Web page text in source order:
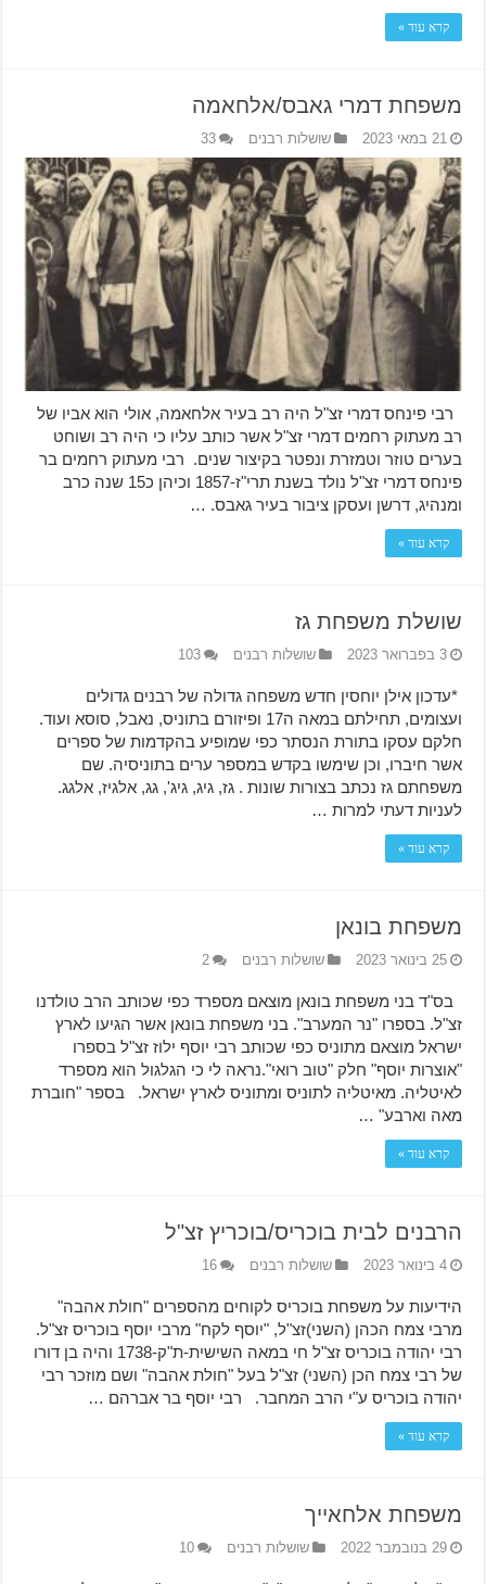
קרא עוד »
משפחת דמרי גאבס/אלחאמה
21 במאי 2023 שושלות רבנים 33
רבי פינחס דמרי זצ"ל היה רב בעיר אלחאמה, אולי הוא אביו של
רב מעתוק רחמים דמרי זצ"ל אשר כותב עליו כי היה רב ושוחט
בערים טוזר וטמזרת ונפטר בקיצור שנים. רבי מעתוק רחמים בר
פינחס דמרי זצ"ל נולד בשנת תרי"ז-1857 וכיהן כ15 שנה כרב
ומנהיג, דרשן ועסקן ציבור בעיר גאבס. …
קרא עוד »
שושלת משפחת גז
3 בפברואר 2023 שושלות רבנים 103
*עדכון אילן יוחסין חדש משפחה גדולה של רבנים גדולים
ועצומים, תחילתם במאה ה17 ופיזורם בתוניס, נאבל, סוסא ועוד.
חלקם עסקו בתורת הנסתר כפי שמופיע בהקדמות של ספרים
אשר חיברו, וכן שימשו בקדש במספר ערים בתוניסיה. שם
משפחתם גז נכתב בצורות שונות . גז, גיג, גיג', גג, אלגיז, אלגג.
לעניות דעתי למרות …
קרא עוד »
משפחת בונאן
25 בינואר 2023 שושלות רבנים 2
בס"ד בני משפחת בונאן מוצאם מספרד כפי שכותב הרב טולדנו
זצ"ל. בספרו "נר המערב". בני משפחת בונאן אשר הגיעו לארץ
ישראל מוצאם מתוניס כפי שכותב רבי יוסף ילוז זצ"ל בספרו
"אוצרות יוסף" חלק "טוב רואי".נראה לי כי הגלגול הוא מספרד
לאיטליה. מאיטליה לתוניס ומתוניס לארץ ישראל. בספר "חוברת
מאה וארבע" …
קרא עוד »
הרבנים לבית בוכריס/בוכריץ זצ"ל
4 בינואר 2023 שושלות רבנים 16
הידיעות על משפחת בוכריס לקוחים מהספרים "חולת אהבה"
מרבי צמח הכהן (השני)זצ"ל, "יוסף לקח" מרבי יוסף בוכריס זצ"ל.
רבי יהודה בוכריס זצ"ל חי במאה השישית-ת"ק-1738 והיה בן דורו
של רבי צמח הכן (השני) זצ"ל בעל "חולת אהבה" ושם מוזכר רבי
יהודה בוכריס ע"י הרב המחבר. רבי יוסף בר אברהם …
קרא עוד »
משפחת אלחאייך
29 בנובמבר 2022 שושלות רבנים 10